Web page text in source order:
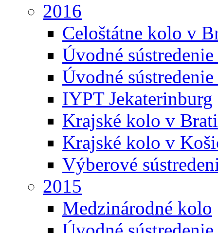
2016
Celoštátne kolo v
Úvodné
Úvodné
IYPT Jekaterinburg
Krajské kolo v
Krajské kolo v
Výberové
2015
Medzinárodné kolo